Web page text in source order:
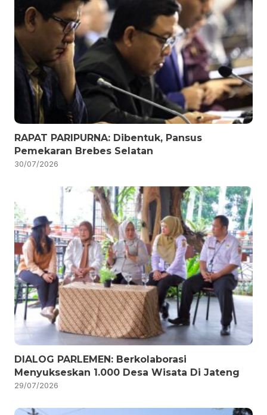
RAPAT PARIPURNA: Dibentuk, Pansus
Pemekaran Brebes Selatan
30/07/2026
DIALOG PARLEMEN: Berkolaborasi
Menyukseskan 1.000 Desa Wisata Di Jateng
29/07/2026